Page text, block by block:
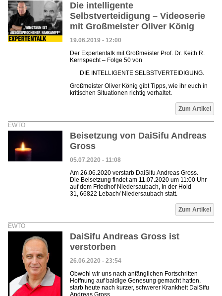
Die intelligente
Selbstverteidigung – Videoserie
mit Großmeister Oliver König
19.06.2019 - 12:00
Der Expertentalk mit Großmeister Prof. Dr. Keith R.
Kernspecht – Folge 50 von
DIE INTELLIGENTE SELBSTVERTEIDIGUNG.
Großmeister Oliver König gibt Tipps, wie ihr euch in
kritischen Situationen richtig verhaltet.
Zum Artikel
EWTO
Beisetzung von DaiSifu Andreas
Gross
05.07.2020 - 11:08
Am 26.06.2020 verstarb DaiSifu Andreas Gross.
Die Beisetzung findet am 11.07.2020 um 11:00 Uhr
auf dem Friedhof Niedersaubach, In der Hold
31, 66822 Lebach/ Niedersaubach statt.
Zum Artikel
EWTO
DaiSifu Andreas Gross ist
verstorben
26.06.2020 - 23:54
Obwohl wir uns nach anfänglichen Fortschritten
Hoffnung auf baldige Genesung gemacht hatten,
starb heute nach kurzer, schwerer Krankheit DaiSifu